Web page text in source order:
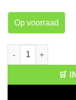
Op voorraad
Baylis & Harding
🛒